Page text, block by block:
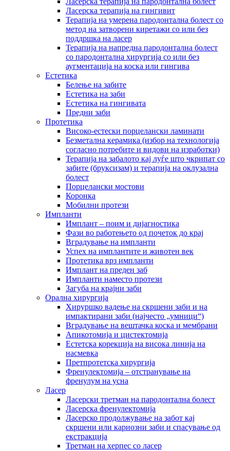
Ласерска терапија на гингивит
Терапија на умерена пародонтална болест со
метод на затворени киретажи со или без
поддршка на ласер
Терапија на напредна пародонтална болест
со пародонтална хирургија со или без
аугментација на коска или гингива
Естетика
Белење на забите
Естетика на заби
Естетика на гингивата
Предни заби
Протетика
Високо-естески порцелански ламинати
Безметална керамика (избор на технологија
согласно потребите и видови на изработки)
Терапија на забалото кај луѓе што чкрипат со
забите (бруксизам) и терапија на оклузална
болест
Порцелански мостови
Коронка
Мобилни протези
Импланти
Имплант – поим и дијагностика
Фази во работењето од почеток до крај
Вградување на импланти
Успех на имплантите и животен век
Протетика врз импланти
Имплант на преден заб
Импланти наместо протези
Загуба на крајни заби
Орална хирургија
Хируршко вадење на скршени заби и на
импактирани заби (најчесто „умници“)
Вградување на вештачка коска и мембрани
Апикотомија и цистектомија
Естетска корекција на висока линија на
насмевка
Претпротетска хирургија
Френулектомија – отстранување на
френулум на усна
Ласер
Ласерски третман на пародонтална болест
Ласерска френулектомија
Ласерско продолжување на забот кај
скршени или кариозни заби и спасување од
екстракција
Третман на херпес со ласер